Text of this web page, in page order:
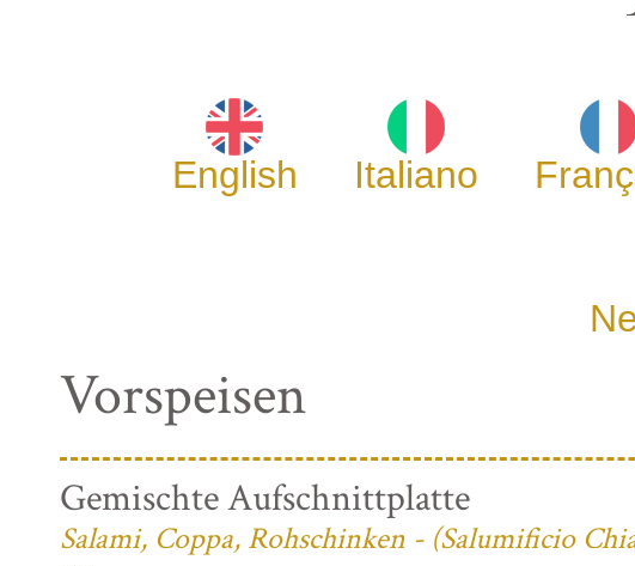
English Italiano
Vorspeisen
Gemischte Aufschnittplatte
Salami, Coppa, Rohschinken - (Salumificio